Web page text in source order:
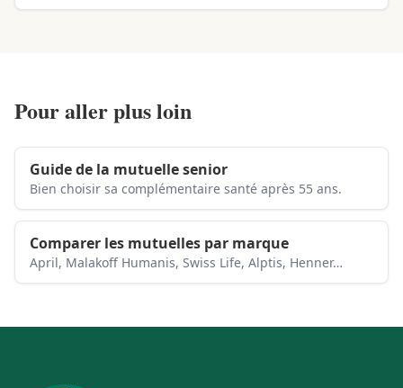
Pour aller plus loin
Guide de la mutuelle senior
Bien choisir sa complémentaire santé après 55 ans.
Comparer les mutuelles par marque
April, Malakoff Humanis, Swiss Life, Alptis, Henner…